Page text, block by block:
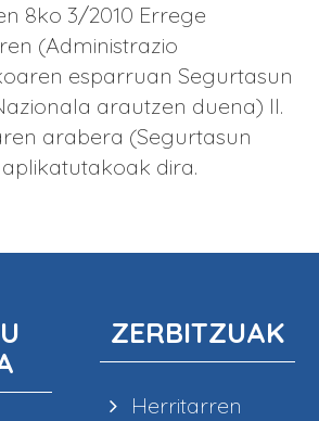
8ko 3/2010 Errege
(Administrazio
esparruan Segurtasun
arautzen duena) II.
arabera (Segurtasun
dira.
ZERBITZUAK
Herritarren